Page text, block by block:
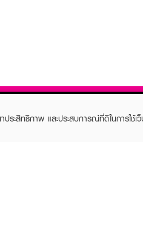
ประสิทธิภาพ และประสบการณ์ที่ดีในการใ